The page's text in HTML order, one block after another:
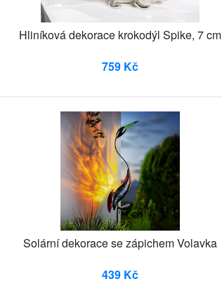
Hliníková dekorace krokodýl Spike, 7 cm
759 Kč
Solární dekorace se zápichem Volavka
439 Kč